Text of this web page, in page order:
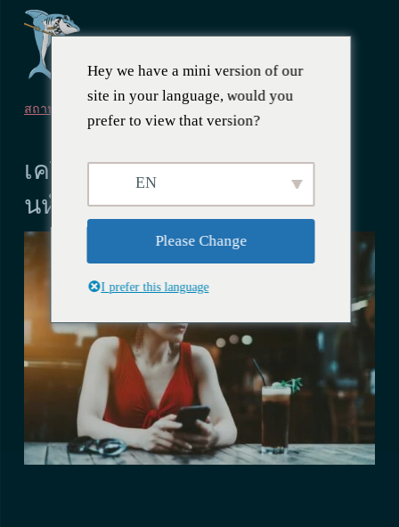
สถานบันเทิงยามค่ำคืน
12 พฤษภาคม 2567
เครื่องดื่มเลดี้ที่ถูกที่สุดในโฮจิมิ
นห์ซิตี้กับสาวบาร์ที่สวยที่สุด
Hey we have a mini version of our
site in your language, would you
prefer to view that version?
EN
Please Change
I prefer this language